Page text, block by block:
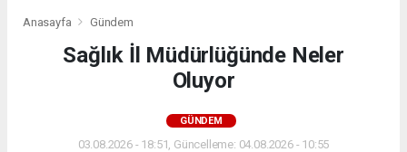
Anasayfa Gündem
Sağlık İl Müdürlüğünde Neler
Oluyor
GÜNDEM
03.08.2026 - 18:51, Güncelleme: 04.08.2026 - 10:55